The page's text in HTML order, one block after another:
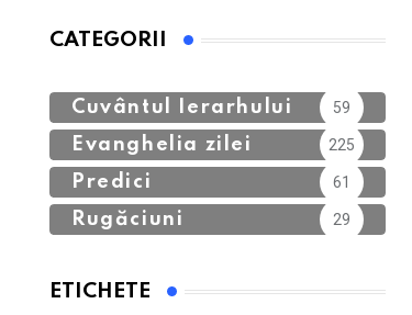
CATEGORII
Cuvântul Ierarhului 59
Evanghelia zilei 225
Predici 61
Rugăciuni 29
ETICHETE